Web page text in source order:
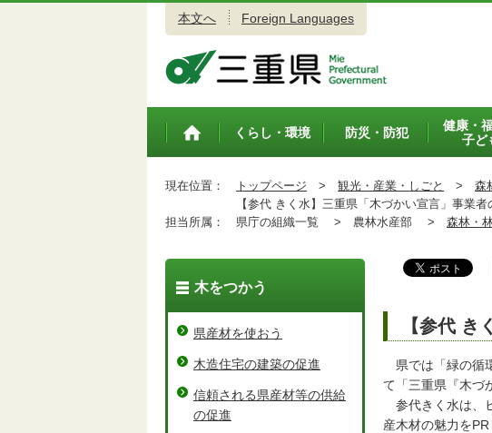
本文へ Foreign Languages
トップペ
くらし・環境 防災・防犯
健康・
子ど
現在位置： トップページ > 観光・産業・しごと > 森
【参代 きく水】三重県「木づかい宣言」事業者
担当所属：
県庁の組織一覧 > 農林水産部 > 森林・
【参代
県では「緑の循
て「三重県『木づ
参代きく水は、
産木材の魅力を
木をつかう
県産材を使おう
木造住宅の建築の促進
信頼される県産材等の供給
の促進